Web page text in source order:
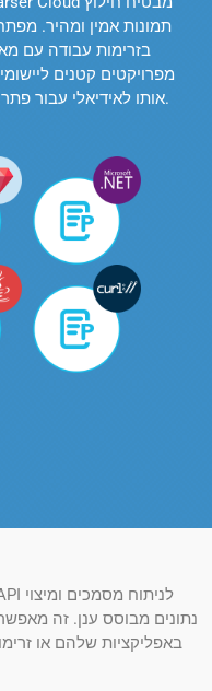
תמונות אמין ומהיר.
בזרימות עבודה עם
מפרויקטים קטנים
אותו לאידיאלי עבור פתרונות פיננסיים, משפטיים וניהול תוכן.
נתונים מבוסס ענן. זה
באפליקציות שלהם או